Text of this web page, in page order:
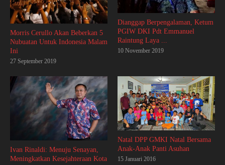
Morris Cerullo Akan Beberkan 5
Nubuatan Untuk Indonesia Malam
Ini
27 September 2019
Dianggap Berpengalaman, Ketum
PGIW DKI Pdt Emmanuel
Raintung Laya ...
10 November 2019
Ivan Rinaldi: Menuju Senayan,
Meningkatkan Kesejahteraan Kota
Natal DPP GMKI Natal Bersama
Anak-Anak Panti Asuhan
15 Januari 2016